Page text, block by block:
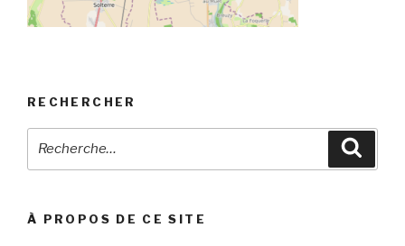
RECHERCHER
À PROPOS DE CE SITE